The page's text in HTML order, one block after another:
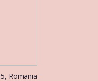
Romania